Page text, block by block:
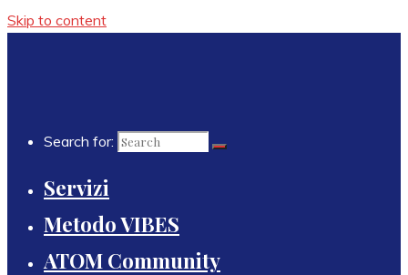
Skip to content
Search for:
Servizi
Metodo VIBES
ATOM Community